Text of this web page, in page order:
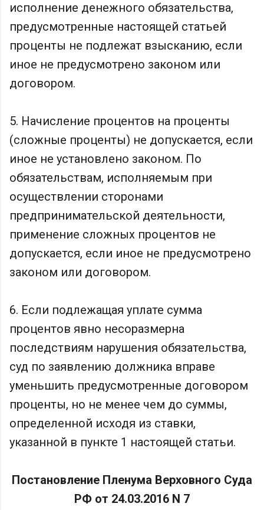
исполнение денежного обязательства,
предусмотренные настоящей статьей
проценты не подлежат взысканию, если
иное не предусмотрено законом или
договором.
5. Начисление процентов на проценты
(сложные проценты) не допускается, если
иное не установлено законом. По
обязательствам, исполняемым при
осуществлении сторонами
предпринимательской деятельности,
применение сложных процентов не
допускается, если иное не предусмотрено
законом или договором.
6. Если подлежащая уплате сумма
процентов явно несоразмерна
последствиям нарушения обязательства,
суд по заявлению должника вправе
уменьшить предусмотренные договором
проценты, но не менее чем до суммы,
определенной исходя из ставки,
указанной в пункте 1 настоящей статьи.
Постановление Пленума Верховного Суда
РФ от 24.03.2016 N 7